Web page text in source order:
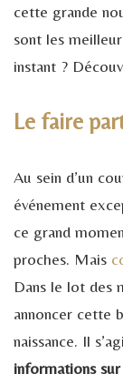
cette grande
sont les
instant ?
Le faire
Au sein d’un
événement
ce grand
proches. Mais
Dans le lot des
annoncer cette
naissance. Il
informations